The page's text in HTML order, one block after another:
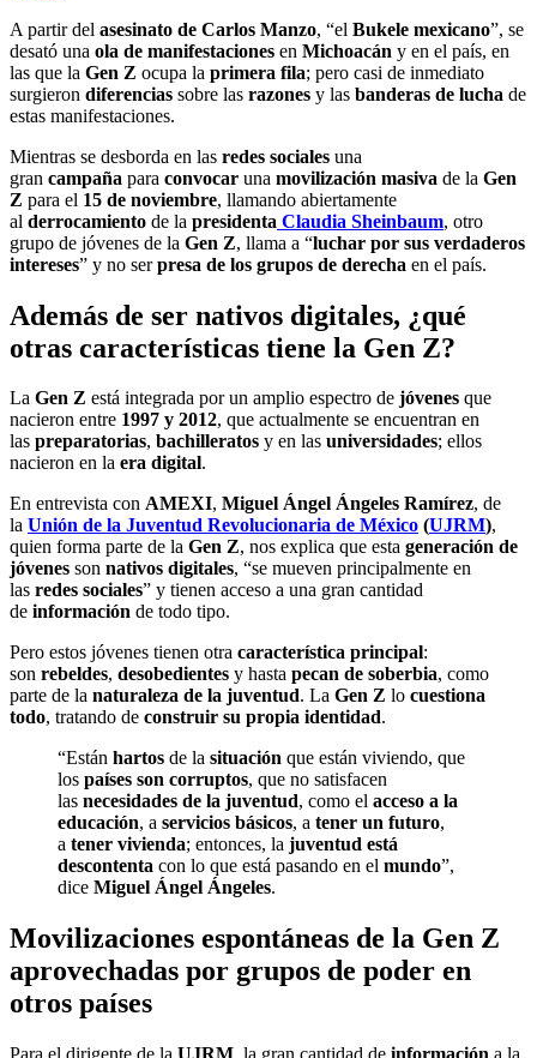
A partir del asesinato de Carlos Manzo, “el Bukele mexicano”, se
desató una ola de manifestaciones en Michoacán y en el país, en
las que la Gen Z ocupa la primera fila; pero casi de inmediato
surgieron diferencias sobre las razones y las banderas de lucha de
estas manifestaciones.
Mientras se desborda en las redes sociales una
gran campaña para convocar una movilización masiva de la Gen
Z para el 15 de noviembre, llamando abiertamente
al derrocamiento de la presidenta Claudia Sheinbaum, otro
grupo de jóvenes de la Gen Z, llama a “luchar por sus verdaderos
intereses” y no serpresa de los grupos de derecha en el país.
Además de ser nativos digitales, ¿qué
otras características tiene la Gen Z?
La Gen Z está integrada por un amplio espectro de jóvenes que
nacieron entre 1997 y 2012, que actualmente se encuentran en
las preparatorias, bachilleratos y en las universidades; ellos
nacieron en la era digital.
En entrevista con AMEXI, Miguel Ángel Ángeles Ramírez, de
la Unión de la Juventud Revolucionaria de México (UJRM),
quien forma parte de la Gen Z, nos explica que esta generación de
jóvenes son nativos digitales, “se mueven principalmente en
las redes sociales” y tienen acceso a una gran cantidad
de información de todo tipo.
Pero estos jóvenes tienen otra característica principal:
son rebeldes, desobedientes y hasta pecan de soberbia, como
parte de la naturaleza de la juventud. La Gen Z lo cuestiona
todo, tratando de construir su propia identidad.
“Están hartos de la situación que están viviendo, que
los países son corruptos, que no satisfacen
las necesidades de la juventud, como el acceso a la
educación, a servicios básicos, a tener un futuro,
a tener vivienda; entonces, la juventud está
descontenta con lo que está pasando en el mundo”,
dice Miguel Ángel Ángeles.
Movilizaciones espontáneas de la Gen Z
aprovechadas por grupos de poder en
otros países